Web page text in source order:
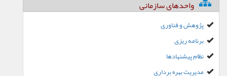
واحدهای سازمانی
پژوهش و فناوری
برنامه ریزی
نظام پیشنهادها
مدیریت بهره برداری